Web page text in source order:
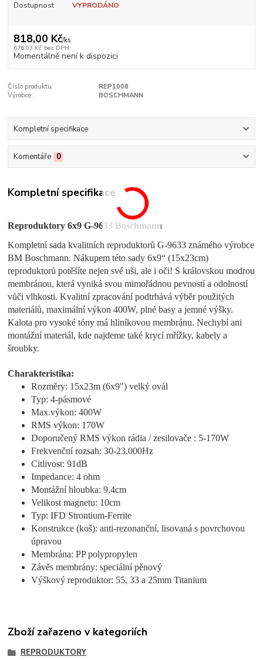
Dostupnost VYPRODÁNO
818,00 Kč/ks
676,03 Kč bez DPH
Momentálně není k dispozici
Číslo produktu:
REP1008
Výrobce:
BOSCHMANN
Kompletní specifikace
Komentáře 0
Kompletní specifikace
Reproduktory 6x9 G-9633 Boschmann
Kompletní sada kvalitních reproduktorů G-9633 známého výrobce
BM Boschmann. Nákupem této sady 6x9“ (15x23cm)
reproduktorů potěšíte nejen své uši, ale i oči! S královskou modrou
membránou, která vyniká svou mimořádnou pevností a odolností
vůči vlhkosti. Kvalitní zpracování podtrhává výběr použitých
materiálů, maximální výkon 400W, plné basy a jemné výšky.
Kalota pro vysoké tóny má hliníkovou membránu. Nechybí ani
montážní materiál, kde najdeme také krycí mřížky, kabely a
šroubky.
Charakteristika:
Rozměry: 15x23m (6x9") velký ovál
Typ: 4-pásmové
Max.výkon: 400W
RMS výkon: 170W
Doporučený RMS výkon rádia / zesilovače : 5-170W
Frekvenční rozsah: 30-23.000Hz
Citlivost: 91dB
Impedance: 4 ohm
Montážní hloubka: 9,4cm
Velikost magnetu: 10cm
Typ: IFD Strontium-Ferrite
Konstrukce (koš): anti-rezonanční, lisovaná s povrchovou
úpravou
Membrána: PP polypropylen
Závěs membrány: speciální pěnový
Výškový reproduktor: 55, 33 a 25mm Titanium
Zboží zařazeno v kategoriích
REPRODUKTORY